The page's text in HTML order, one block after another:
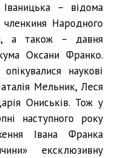
– відома
членкиня Народного
а також – давня
Оксани Франко.
наукові
Мельник, Леся
Ониськів. Тож у
наступного року
Івана Франка
ексклюзивну